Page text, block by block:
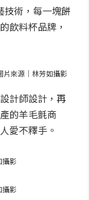
技術，每一塊餅
飲料杯品牌，
片來源｜林芳如攝影
計師設計，再
的羊毛氈商
愛不釋手。
攝影
攝影